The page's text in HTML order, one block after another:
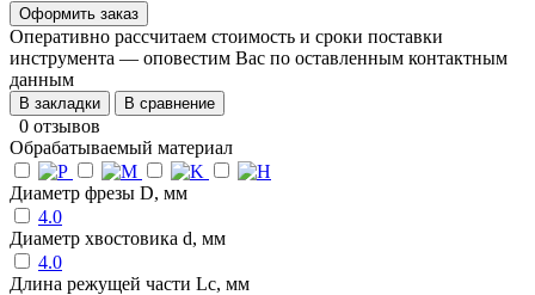
Оформить заказ
Оперативно рассчитаем стоимость и сроки поставки
инструмента — оповестим Вас по оставленным контактным
данным
В закладки В сравнение
0 отзывов
Обрабатываемый материал
Диаметр фрезы D, мм
4.0
Диаметр хвостовика d, мм
4.0
Длина режущей части Lc, мм